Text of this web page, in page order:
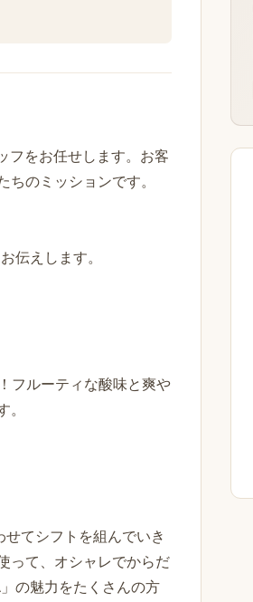
フをお任せします。お客
のミッションです。
伝えします。
フルーティな酸味と爽や
てシフトを組んでいき
って、オシャレでからだ
の魅力をたくさんの方